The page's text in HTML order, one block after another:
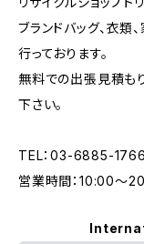
ブランドバッグ、衣類
行っております。
無料での出張見積も
下さい。
TEL：03-6885-1766
営業時間：10:00〜